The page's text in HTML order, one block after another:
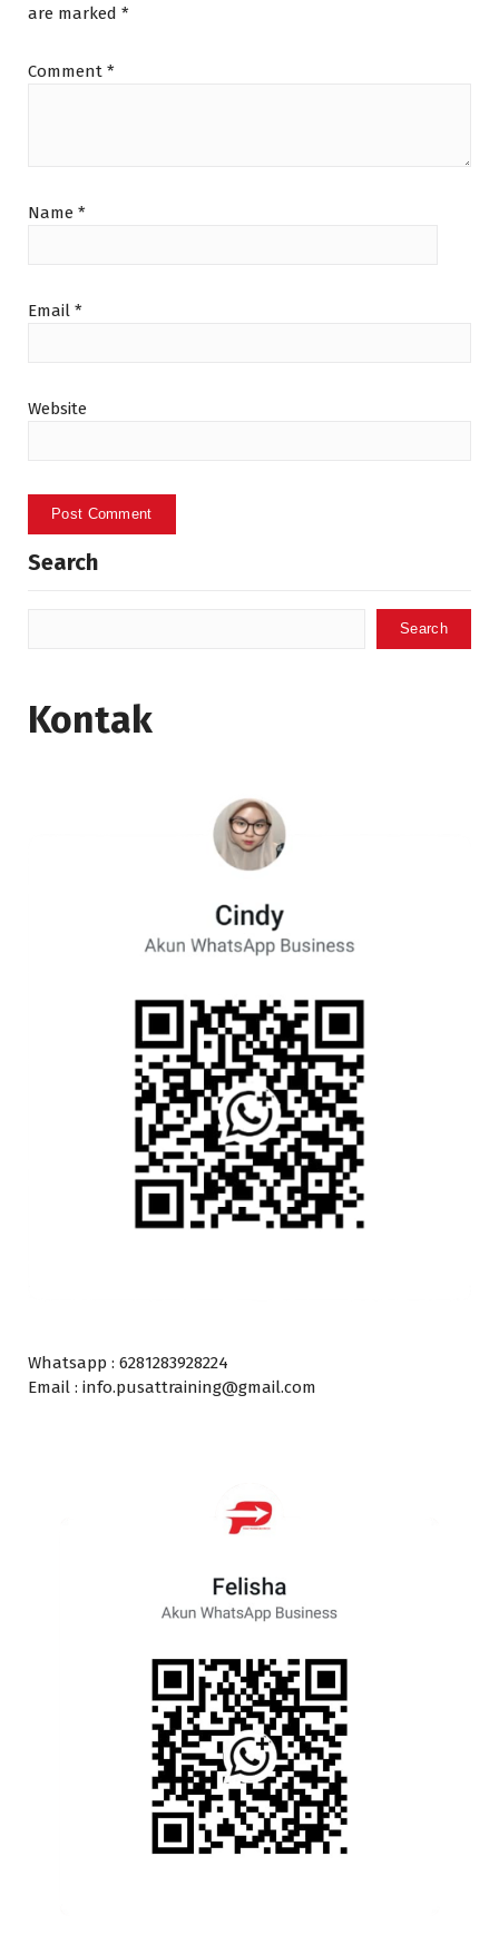
are marked *
Comment *
Name *
Email *
Website
Search
Search
Kontak
Whatsapp : 6281283928224
Email : info.pusattraining@gmail.com